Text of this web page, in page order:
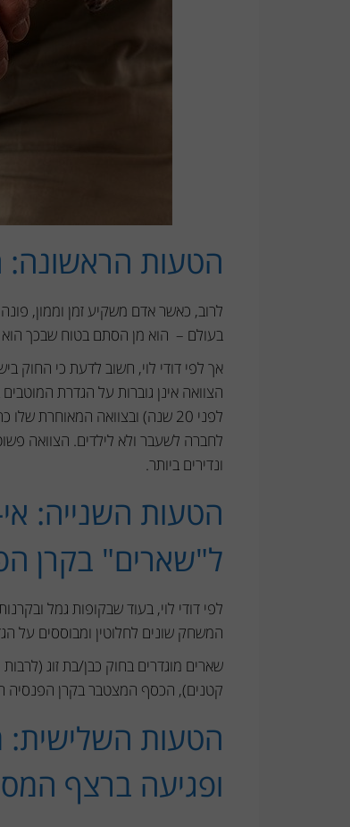
הטעות הראשונה:
לרוב, כאשר אדם משקיע זמן וממון,
בעולם – הוא מן הסתם בטוח שבכך
אך לפי דודי לוי, חשוב לדעת כי החוק
הצוואה אינן גוברות על הגדרת
לפני 20 שנה) ובצוואה
לחברה לשעבר ולא לילדים. הצוואה
ונדירים ביותר.
הטעות השנייה:
ל"שארים" בקרן
לפי דודי לוי, בעוד שבקופות גמל
המשחק שונים לחלוטין ומבוססים על
קטנים), הכסף המצטבר בקרן הפנסיה
הטעות השלישית:
ופגיעה ברצף המס